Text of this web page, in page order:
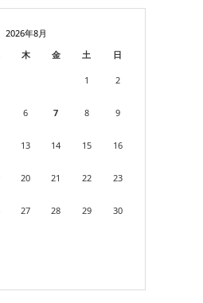
2026年8月
木 金 土 日
1 2
6 7 8 9
13 14 15 16
20 21 22 23
27 28 29 30